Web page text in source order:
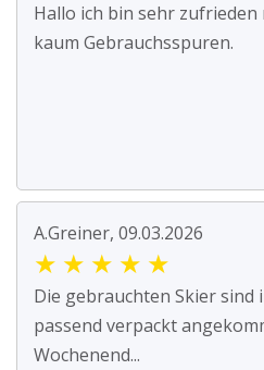
Hallo ich bin sehr zufrieden
kaum Gebrauchsspuren.
A.Greiner, 09.03.2026
★ ★ ★ ★ ★
Die gebrauchten Skier sind
passend verpackt
Wochenend...